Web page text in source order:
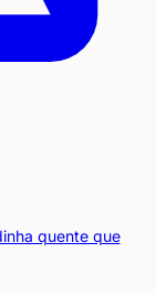
quente que